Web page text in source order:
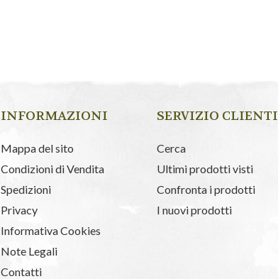
INFORMAZIONI
Mappa del sito
Condizioni di Vendita
Spedizioni
Privacy
Informativa Cookies
Note Legali
Contatti
SERVIZIO CLIENTI
Cerca
Ultimi prodotti visti
Confronta i prodotti
I nuovi prodotti